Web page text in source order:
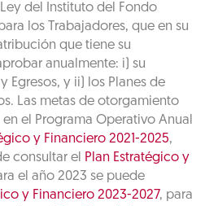
del Instituto del Fondo
los Trabajadores, que en su
que tiene su
anualmente: i) su
Egresos, y ii) los Planes de
Las metas de otorgamiento
el Programa Operativo Anual
y Financiero 2021-2025,
consultar el Plan Estratégico y
el año 2023 se puede
y Financiero 2023-2027, para